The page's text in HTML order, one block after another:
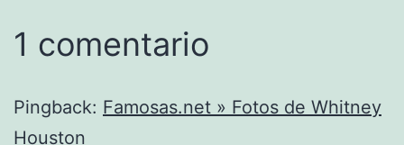
1 comentario
Pingback: Famosas.net » Fotos de Whitney
Houston